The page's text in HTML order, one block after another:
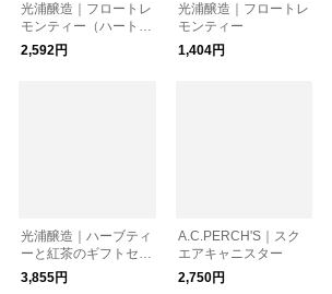
光浦醸造｜フロートレ
モンティー（ハート）
2点ギフトセット＜BO
X入り＞
2,592円
光浦醸造｜フロートレ
モンティー
1,404円
光浦醸造｜ハーブティ
ーと紅茶のギフトセッ
ト ＜BOX入り＞
3,855円
A.C.PERCH'S｜スク
エアキャニスター
2,750円